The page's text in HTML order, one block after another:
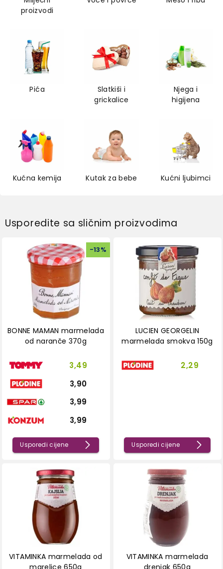
proizvodi
Pića
Slatkiši i
grickalice
Njega i
higijena
Kućna kemija Kutak za bebe Kućni ljubimci
Usporedite sa sličnim proizvodima
-13%
BONNE MAMAN marmelada
od naranče 370g
3,49
3,90
3,99
3,99
Usporedi cijene
LUCIEN GEORGELIN
marmelada smokva 150g
2,29
Usporedi cijene
VITAMINKA marmelada od
marelice 650g
VITAMINKA marmelada
drenjak 650g